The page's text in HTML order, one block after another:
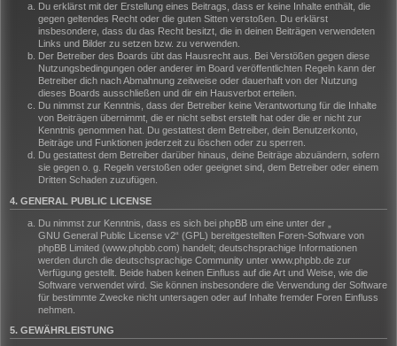
Du erklärst mit der Erstellung eines Beitrags, dass er keine Inhalte enthält, die
gegen geltendes Recht oder die guten Sitten verstoßen. Du erklärst
insbesondere, dass du das Recht besitzt, die in deinen Beiträgen verwendeten
Links und Bilder zu setzen bzw. zu verwenden.
Der Betreiber des Boards übt das Hausrecht aus. Bei Verstößen gegen diese
Nutzungsbedingungen oder anderer im Board veröffentlichten Regeln kann der
Betreiber dich nach Abmahnung zeitweise oder dauerhaft von der Nutzung
dieses Boards ausschließen und dir ein Hausverbot erteilen.
Du nimmst zur Kenntnis, dass der Betreiber keine Verantwortung für die Inhalte
von Beiträgen übernimmt, die er nicht selbst erstellt hat oder die er nicht zur
Kenntnis genommen hat. Du gestattest dem Betreiber, dein Benutzerkonto,
Beiträge und Funktionen jederzeit zu löschen oder zu sperren.
Du gestattest dem Betreiber darüber hinaus, deine Beiträge abzuändern, sofern
sie gegen o. g. Regeln verstoßen oder geeignet sind, dem Betreiber oder einem
Dritten Schaden zuzufügen.
4. GENERAL PUBLIC LICENSE
Du nimmst zur Kenntnis, dass es sich bei phpBB um eine unter der „
GNU General Public License v2“ (GPL) bereitgestellten Foren-Software von
phpBB Limited (www.phpbb.com) handelt; deutschsprachige Informationen
werden durch die deutschsprachige Community unter www.phpbb.de zur
Verfügung gestellt. Beide haben keinen Einfluss auf die Art und Weise, wie die
Software verwendet wird. Sie können insbesondere die Verwendung der Software
für bestimmte Zwecke nicht untersagen oder auf Inhalte fremder Foren Einfluss
nehmen.
5. GEWÄHRLEISTUNG